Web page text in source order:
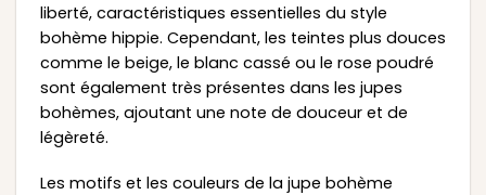
liberté, caractéristiques essentielles du style
bohème hippie. Cependant, les teintes plus douces
comme le beige, le blanc cassé ou le rose poudré
sont également très présentes dans les jupes
bohèmes, ajoutant une note de douceur et de
légèreté.
Les motifs et les couleurs de la jupe bohème